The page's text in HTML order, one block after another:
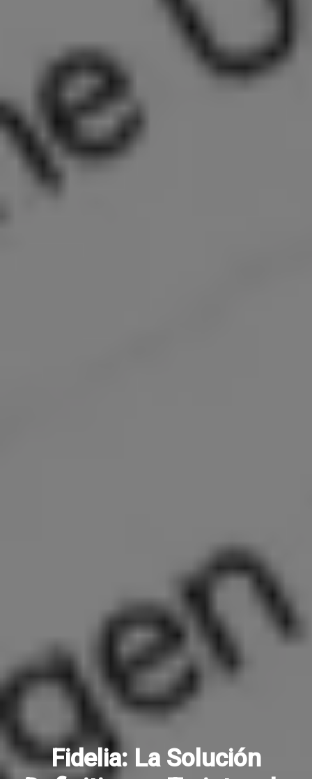
Fidelia: La Solución